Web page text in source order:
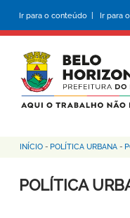
conteúdo
principal
Ir para o conteúdo | Ir para
Trilha
de
INÍCIO - POLÍTICA URBANA -
POLÍTICA